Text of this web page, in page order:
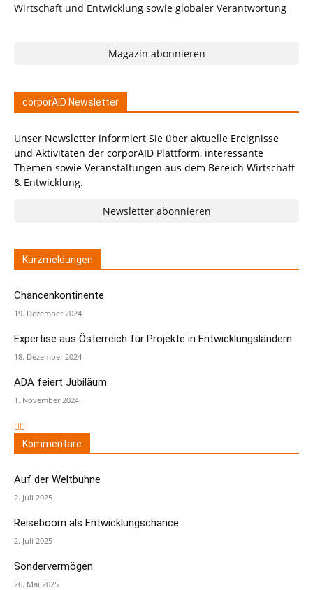
Magazin abonnieren
corporAID Newsletter
Unser Newsletter informiert Sie über aktuelle Ereignisse
und Aktivitäten der corporAID Plattform, interessante
Themen sowie Veranstaltungen aus dem Bereich Wirtschaft
& Entwicklung.
Newsletter abonnieren
Kurzmeldungen
Chancenkontinente
19. Dezember 2024
Expertise aus Österreich für Projekte in Entwicklungsländern
18. Dezember 2024
ADA feiert Jubiläum
1. November 2024
Kommentare
Auf der Weltbühne
2. Juli 2025
Reiseboom als Entwicklungschance
2. Juli 2025
Sondervermögen
26. Mai 2025